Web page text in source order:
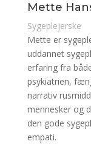
Mette
Sygeplejerske
Mette er
uddannet
erfaring fra
psykiatrien,
narrativ
mennesker og
den gode
empati.